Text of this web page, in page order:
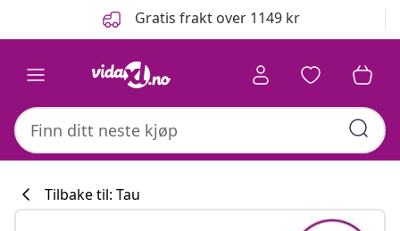
Gratis frakt over 1149 kr
Tilbake til: Tau